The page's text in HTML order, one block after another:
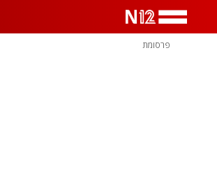
פרסומת